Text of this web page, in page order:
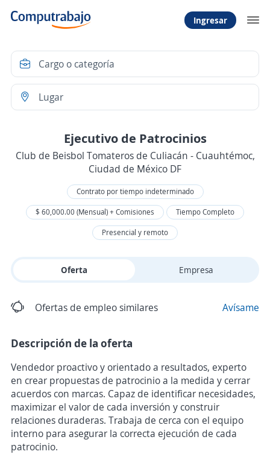
Ingresar
Ejecutivo de Patrocinios
Club de Beisbol Tomateros de Culiacán - Cuauhtémoc,
Ciudad de México DF
Contrato por tiempo indeterminado
$ 60,000.00 (Mensual) + Comisiones
Tiempo Completo
Presencial y remoto
Oferta Empresa
Ofertas de empleo similares Avísame
Descripción de la oferta
Vendedor proactivo y orientado a resultados, experto
en crear propuestas de patrocinio a la medida y cerrar
acuerdos con marcas. Capaz de identificar necesidades,
maximizar el valor de cada inversión y construir
relaciones duraderas. Trabaja de cerca con el equipo
interno para asegurar la correcta ejecución de cada
patrocinio.